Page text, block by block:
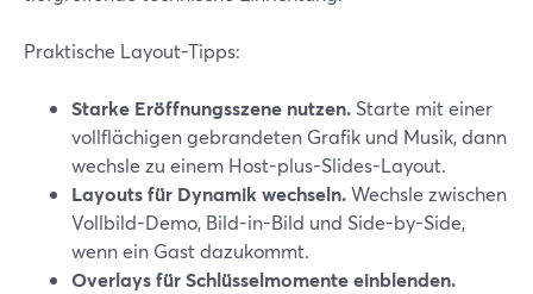
Praktische Layout-Tipps:
Starke Eröffnungsszene nutzen. Starte mit einer
vollflächigen gebrandeten Grafik und Musik, dann
wechsle zu einem Host-plus-Slides-Layout.
Layouts für Dynamik wechseln.Wechsle zwischen
Vollbild-Demo, Bild-in-Bild und Side-by-Side,
wenn ein Gast dazukommt.
Overlays für Schlüsselmomente einblenden.